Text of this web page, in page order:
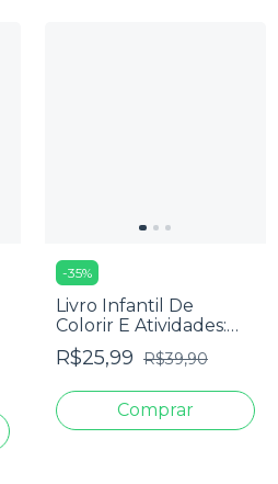
-35%
Livro Infantil De
Colorir E Atividades:
Jesus, A Luz Do
Mundo - Milagres De
R$25,99 R$39,90